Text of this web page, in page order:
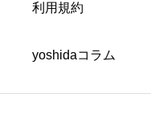
利用規約
yoshidaコラム